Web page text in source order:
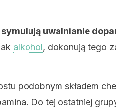
uwalnianie
alkohol, dokonują tego
podobnym składem
Do tej ostatniej